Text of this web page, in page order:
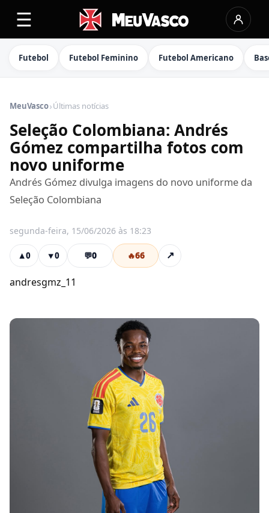
☰
Futebol Futebol Feminino Futebol Americano
MeuVasco›Últimas notícias
Seleção Colombiana: Andrés
Gómez compartilha fotos com
novo uniforme
Andrés Gómez divulga imagens do novo uniforme da
Seleção Colombiana
segunda-feira, 15/06/2026 às 18:23
▲0 ▼0 💬0 🔥66 ↗
andresgmz_11